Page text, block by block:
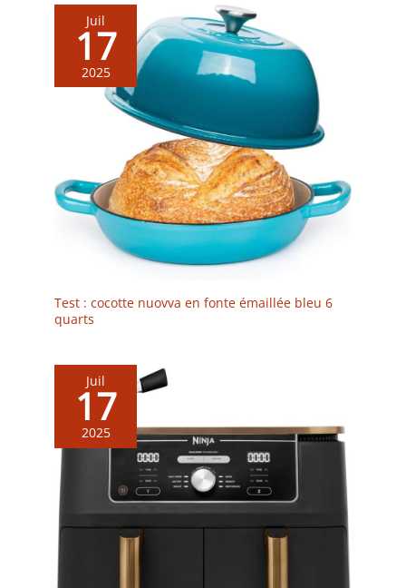
Juil
17
2025
Test : cocotte nuovva en fonte émaillée bleu 6
quarts
Juil
17
2025